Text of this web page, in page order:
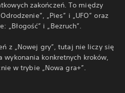
zakończeń. To między
„Pies” i „UFO” oraz
„Błogość” i „Bezruch”.
z „Nowej gry”, tutaj nie liczy się
konkretnych kroków,
w trybie „Nowa gra+”.